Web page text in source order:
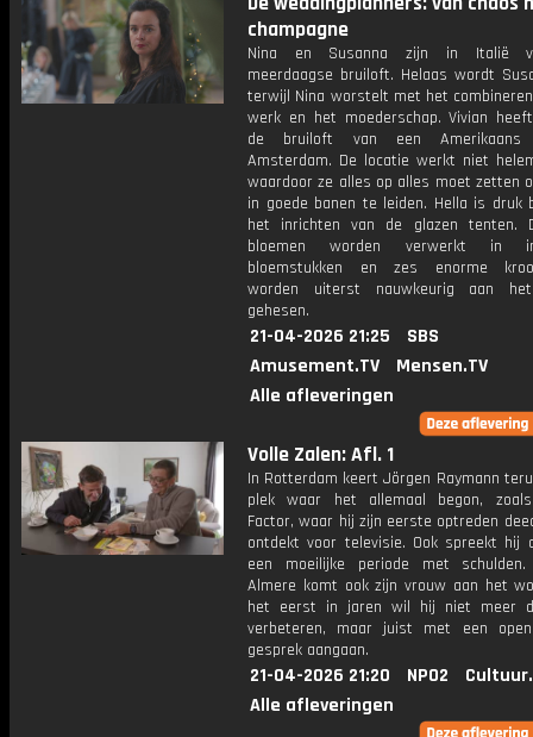
champagne
Nina en Susanna zijn in Italië
meerdaagse bruiloft. Helaas wordt
terwijl Nina worstelt met het
werk en het moederschap. Vivian
de bruiloft van een
Amsterdam. De locatie werkt niet
waardoor ze alles op alles moet zetten
in goede banen te leiden. Hella is druk
het inrichten van de glazen tenten.
bloemen worden verwerkt in
bloemstukken en zes enorme
worden uiterst nauwkeurig aan
gehesen.
21-04-2026 21:25
SBS
Amusement.TV
Mensen.TV
Alle afleveringen
Volle Zalen: Afl. 1
In Rotterdam keert Jörgen Raymann
plek waar het allemaal begon, zoals
Factor, waar hij zijn eerste optreden
ontdekt voor televisie. Ook spreekt hij
een moeilijke periode met
Almere komt ook zijn vrouw aan het
het eerst in jaren wil hij niet meer
verbeteren, maar juist met een
gesprek aangaan.
21-04-2026 21:20 NPO2
Alle afleveringen